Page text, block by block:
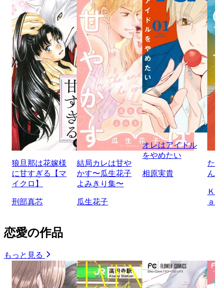
狼旦那は花嫁様
に甘すぎる【マ
イクロ】
刑部真芯
結局カレは甘や
かす〜瓜生花子
よみきり集〜
瓜生花子
オレはアイドル
をやめたい
相原実貴
た
ん
Ｋ
ａ
恋愛の作品
もっと見る